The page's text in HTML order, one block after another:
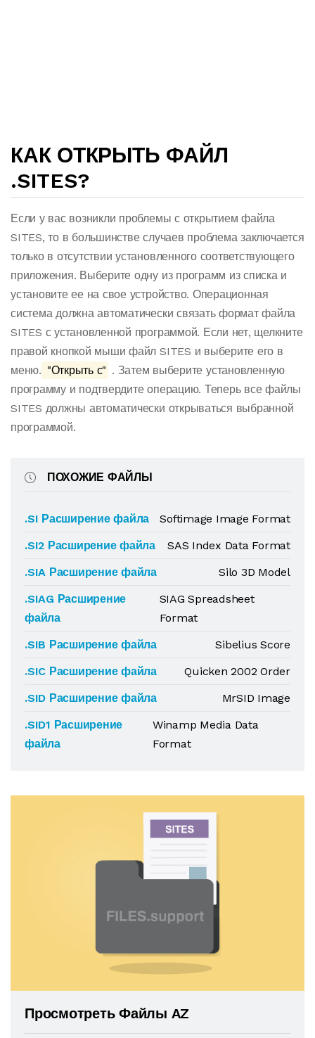
КАК ОТКРЫТЬ ФАЙЛ
.SITES?
Если у вас возникли проблемы с открытием файла
SITES, то в большинстве случаев проблема заключается
только в отсутствии установленного соответствующего
приложения. Выберите одну из программ из списка и
установите ее на свое устройство. Операционная
система должна автоматически связать формат файла
SITES с установленной программой. Если нет, щелкните
правой кнопкой мыши файл SITES и выберите его в
меню. "Открыть с" . Затем выберите установленную
программу и подтвердите операцию. Теперь все файлы
SITES должны автоматически открываться выбранной
программой.
ПОХОЖИЕ ФАЙЛЫ
.SI Расширение файла
Softimage Image Format
.SI2 Расширение файла
SAS Index Data Format
.SIA Расширение файла
Silo 3D Model
.SIAG Расширение
файла
SIAG Spreadsheet
Format
.SIB Расширение файла
Sibelius Score
.SIC Расширение файла
Quicken 2002 Order
.SID Расширение файла
MrSID Image
.SID1 Расширение
файла
Winamp Media Data
Format
Просмотреть Файлы AZ